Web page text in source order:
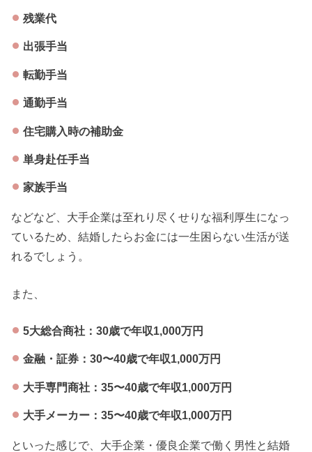
残業代
出張手当
転勤手当
通勤手当
住宅購入時の補助金
単身赴任手当
家族手当
などなど、大手企業は至れり尽くせりな福利厚生になっ
ているため、結婚したらお金には一生困らない生活が送
れるでしょう。
また、
5大総合商社：30歳で年収1,000万円
金融・証券：30〜40歳で年収1,000万円
大手専門商社：35〜40歳で年収1,000万円
大手メーカー：35〜40歳で年収1,000万円
といった感じで、大手企業・優良企業で働く男性と結婚